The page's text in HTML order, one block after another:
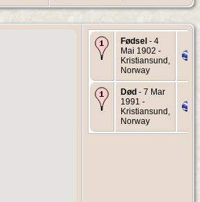
Fødsel - 4
Mai 1902 -
Kristiansund,
Norway
Død - 7 Mar
1991 -
Kristiansund,
Norway